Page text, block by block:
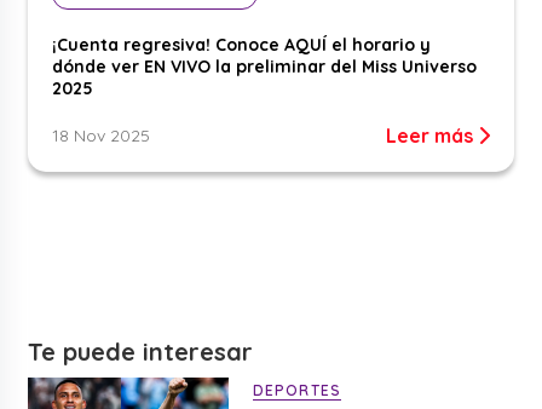
¡Cuenta regresiva! Conoce AQUÍ el horario y
dónde ver EN VIVO la preliminar del Miss Universo
2025
18 Nov 2025 Leer más
Te puede interesar
DEPORTES